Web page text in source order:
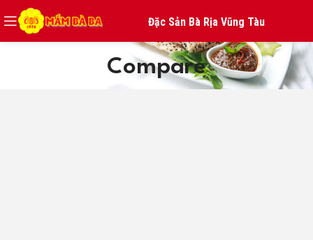
Đặc Sản Bà Rịa Vũng Tàu
Compare